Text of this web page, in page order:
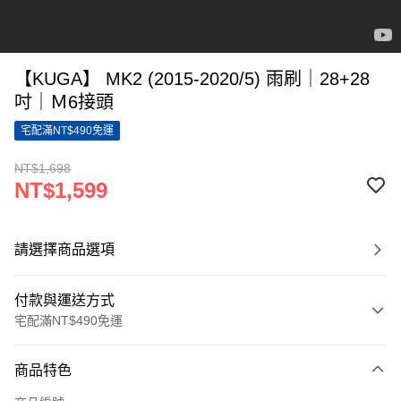
【KUGA】 MK2 (2015-2020/5) 雨刷｜28+28
吋｜Ｍ6接頭
宅配滿NT$490免運
NT$1,698
NT$1,599
請選擇商品選項
付款與運送方式
宅配滿NT$490免運
信用卡一次付款
商品特色